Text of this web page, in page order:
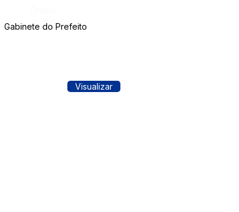
Gabinete do Prefeito
Visualizar